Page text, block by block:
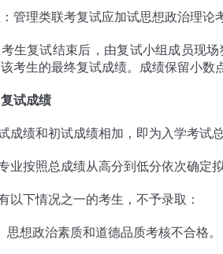
管理类联考复试应加试思想政治理论
生复试结束后，由复试小组成员现
考生的最终复试成绩。成绩保留小数
试成绩
成绩和初试成绩相加，即为入学考试
业按照总成绩从高分到低分依次确定
以下情况之一的考生，不予录取：
思想政治素质和道德品质考核不合格。